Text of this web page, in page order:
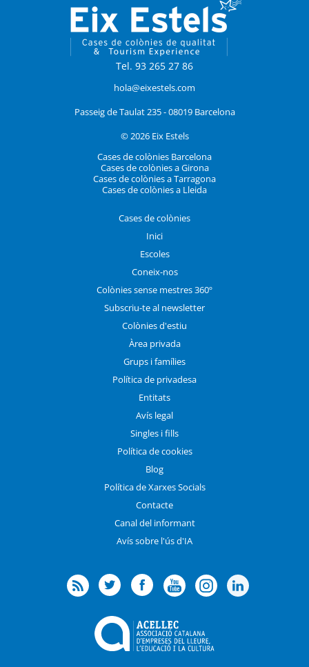
Tel. 93 265 27 86
hola@eixestels.com
Passeig de Taulat 235 - 08019 Barcelona
© 2026 Eix Estels
Cases de colònies Barcelona
Cases de colònies a Girona
Cases de colònies a Tarragona
Cases de colònies a Lleida
Cases de colònies
Inici
Escoles
Coneix-nos
Colònies sense mestres 360º
Subscriu-te al newsletter
Colònies d'estiu
Àrea privada
Grups i famílies
Política de privadesa
Entitats
Avís legal
Singles i fills
Política de cookies
Blog
Política de Xarxes Socials
Contacte
Canal del informant
Avís sobre l'ús d'IA